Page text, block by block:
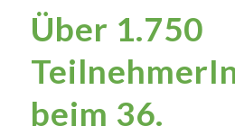
Über 1.750
beim 36.